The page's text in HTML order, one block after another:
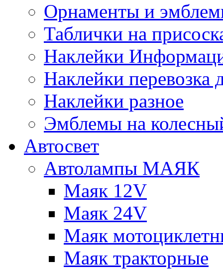
Орнаменты и
Таблички на
Наклейки
Наклейки перевозка
Наклейки разное
Эмблемы на
Автосвет
Автолампы МАЯК
Маяк 12V
Маяк 24V
Маяк
Маяк тракторные